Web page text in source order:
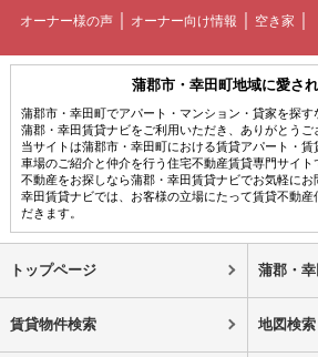
オーナー様の声 オーナー向け情報 空き家
蒲郡市・幸田町地域に愛さ
蒲郡市・幸田町でアパート・マンション・貸家を探す
蒲郡・幸田賃貸ナビをご利用いただき、ありがとうご
当サイトは蒲郡市・幸田町における賃貸アパート・
車場のご紹介と仲介を行う住宅不動産賃貸専門サイ
不動産をお探しなら蒲郡・幸田賃貸ナビでお気軽にお
幸田賃貸ナビでは、お客様の立場にたって賃貸不動
だきます。
トップページ 蒲郡・
賃貸物件検索 地図検索